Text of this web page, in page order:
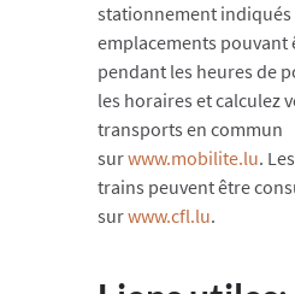
stationnement indiqués
emplacements pouvant
pendant les heures de
les horaires et calculez
transports en commun
surwww.mobilite.lu.
trains peuvent être
surwww.cfl.lu.